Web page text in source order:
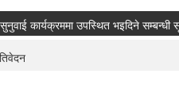
कार्यक्रममा उपस्थित भइदिने सम्बन्धी